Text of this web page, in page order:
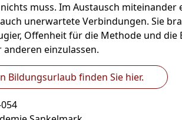
muss. Im Austausch miteinander
unerwartete Verbindungen. Sie
Offenheit für die Methode und die
einzulassen.
Bildungsurlaub finden Sie hier.